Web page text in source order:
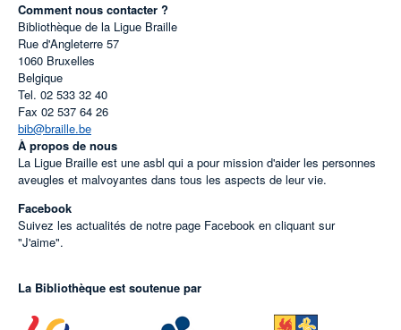
Comment nous contacter ?
Bibliothèque de la Ligue Braille
Rue d'Angleterre 57
1060 Bruxelles
Belgique
Tel. 02 533 32 40
Fax 02 537 64 26
bib@braille.be
À propos de nous
La Ligue Braille est une asbl qui a pour mission d'aider les personnes
aveugles et malvoyantes dans tous les aspects de leur vie.
Facebook
Suivez les actualités de notre page Facebook en cliquant sur
"J'aime".
La Bibliothèque est soutenue par